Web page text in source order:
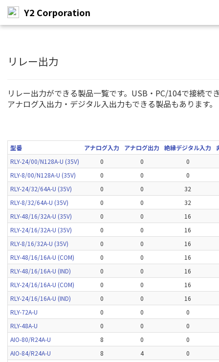
メ
Y2 Corporation
リレー出力
リレー出力ができる製品一覧です。USB・PC/104で接続で
アナログ入出力・デジタル入出力もできる製品もあります。
型番 アナログ入力 アナログ出力 絶縁デジタル入力
RLY-24/00/N128A-U (35V)
0 0
0
RLY-8/00/N128A-U (35V)
0 0
0
RLY-24/32/64A-U (35V)
0 0
32
RLY-8/32/64A-U (35V)
0 0
32
RLY-48/16/32A-U (35V)
0 0
16
RLY-24/16/32A-U (35V)
0 0
16
RLY-8/16/32A-U (35V)
0 0
16
RLY-48/16/16A-U (COM)
0 0
16
RLY-48/16/16A-U (IND)
0 0
16
RLY-24/16/16A-U (COM)
0 0
16
RLY-24/16/16A-U (IND)
0 0
16
RLY-72A-U
0 0
0
RLY-48A-U
0 0
0
AIO-80/R24A-U
8 0
0
AIO-84/R24A-U
8 4
0